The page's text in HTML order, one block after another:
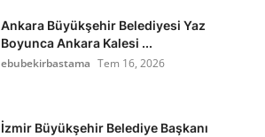
Ankara Büyükşehir Belediyesi Yaz
Boyunca Ankara Kalesi ...
ebubekirbastama Tem 16, 2026
İzmir Büyükşehir Belediye Başkanı